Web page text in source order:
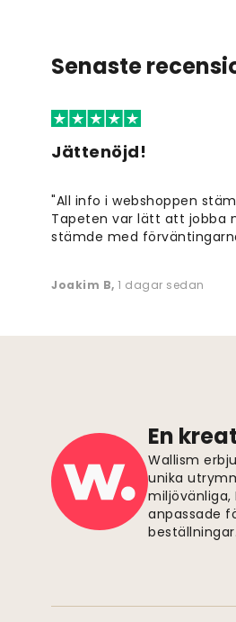
Senaste
Jättenöjd!
"All info i webshoppen
Tapeten var lätt att jobba
stämde med
Joakim B, 1 dagar sedan
En
Wallism
unika
anpassade
beställningar.